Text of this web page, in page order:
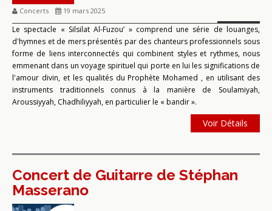
Concerts
19 mars 2025
Le spectacle « Silsilat Al-Fuzou’ » comprend une série de louanges,
d'hymnes et de mers présentés par des chanteurs professionnels sous
forme de liens interconnectés qui combinent styles et rythmes, nous
emmenant dans un voyage spirituel qui porte en lui les significations de
l'amour divin, et les qualités du Prophète Mohamed , en utilisant des
instruments traditionnels connus à la manière de Soulamiyah,
Aroussiyyah, Chadhiliyyah, en particulier le « bandir ».
Voir Détails
Concert de Guitarre de Stéphan
Masserano